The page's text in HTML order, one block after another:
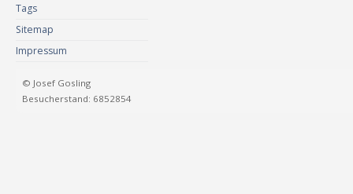
Tags
Sitemap
Impressum
© Josef Gosling
Besucherstand: 6852854